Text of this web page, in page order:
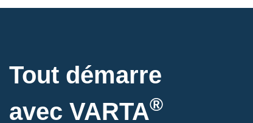
Tout démarre
avec VARTA®